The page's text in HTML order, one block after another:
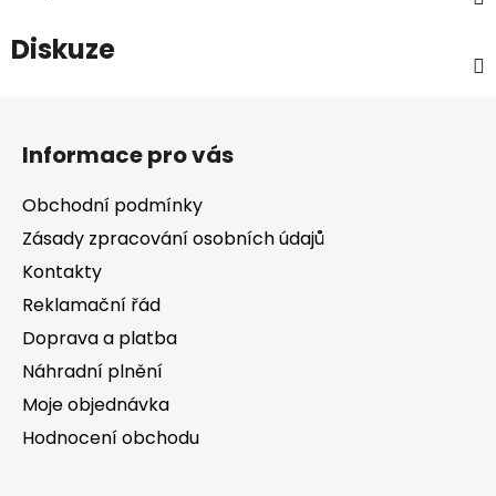
Diskuze
Informace pro vás
Obchodní podmínky
Zásady zpracování osobních údajů
Kontakty
Reklamační řád
Doprava a platba
Náhradní plnění
Moje objednávka
Hodnocení obchodu